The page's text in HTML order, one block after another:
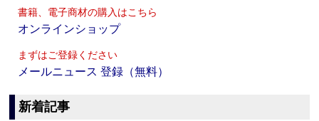
書籍、電子商材の購入はこちら
オンラインショップ
まずはご登録ください
メールニュース 登録（無料）
新着記事